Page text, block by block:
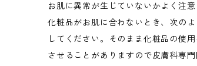
お肌に異常が生じていないかよく注意
化粧品がお肌に合わないとき、次の
してください。そのまま化粧品の使
させることがありますので皮膚科専